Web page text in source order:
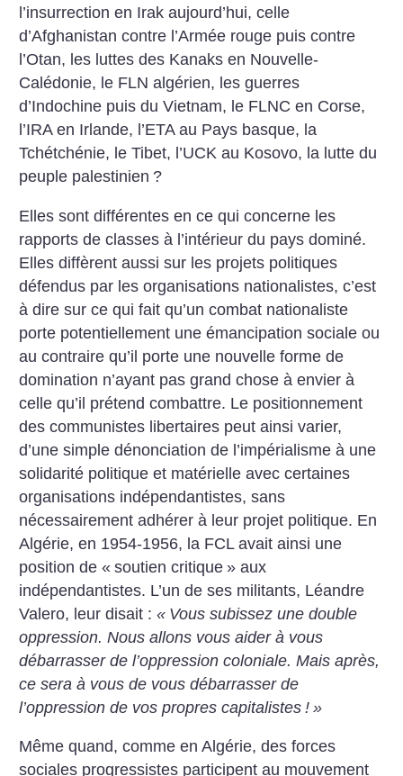
l’insurrection en Irak aujourd’hui, celle
d’Afghanistan contre l’Armée rouge puis contre
l’Otan, les luttes des Kanaks en Nouvelle-
Calédonie, le FLN algérien, les guerres
d’Indochine puis du Vietnam, le FLNC en Corse,
l’IRA en Irlande, l’ETA au Pays basque, la
Tchétchénie, le Tibet, l’UCK au Kosovo, la lutte du
peuple palestinien ?
Elles sont différentes en ce qui concerne les
rapports de classes à l’intérieur du pays dominé.
Elles diffèrent aussi sur les projets politiques
défendus par les organisations nationalistes, c’est
à dire sur ce qui fait qu’un combat nationaliste
porte potentiellement une émancipation sociale ou
au contraire qu’il porte une nouvelle forme de
domination n’ayant pas grand chose à envier à
celle qu’il prétend combattre. Le positionnement
des communistes libertaires peut ainsi varier,
d’une simple dénonciation de l’impérialisme à une
solidarité politique et matérielle avec certaines
organisations indépendantistes, sans
nécessairement adhérer à leur projet politique. En
Algérie, en 1954-1956, la FCL avait ainsi une
position de « soutien critique » aux
indépendantistes. L’un de ses militants, Léandre
Valero, leur disait :« Vous subissez une double
oppression. Nous allons vous aider à vous
débarrasser de l’oppression coloniale. Mais après,
ce sera à vous de vous débarrasser de
l’oppression de vos propres capitalistes ! »
Même quand, comme en Algérie, des forces
sociales progressistes participent au mouvement